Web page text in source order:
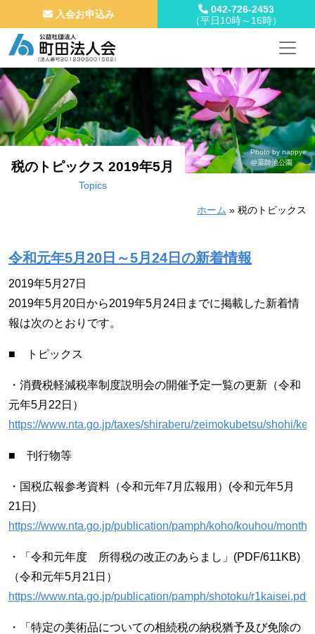
コンテンツへスキップ
メインナビゲーション
入会お申込み
042-726-2453
（平日10時～16時）
税のトピックス 2019年5月
Topics
Photo by nappye
@薬師池公園
ホーム » 税のトピックス
令和元年5月20日～5月24日の新着情報
2019年5月27日
2019年5月20日から2019年5月24日までに掲載した新着情
報は次のとおりです。
■ トピックス
・消費税軽減税率制度説明会の開催予定一覧の更新（令和
元年5月22日）
https://www.nta.go.jp/taxes/shiraberu/zeimokubetsu/shohi/
■ 刊行物等
・国税広報参考資料（令和元年7月広報用）(令和元年5月
21日)
https://www.nta.go.jp/publication/pamph/koho/kouhou/
・「令和元年度 所得税の改正のあらまし」(PDF/611KB)
（令和元年5月21日）
https://www.nta.go.jp/publication/pamph/shotoku/r1kaisei.pdf
・「特定の美術品についての相続税の納税猶予及び免除の